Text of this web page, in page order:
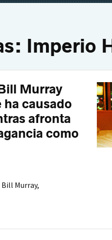
Imperio
Murray
causado
afronta
como
Murray,